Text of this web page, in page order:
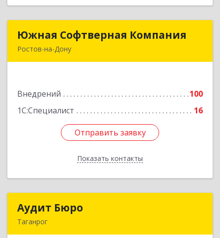
Южная Софтверная Компания
Ростов-на-Дону
Внедрений
100
1С:Специалист
16
Отправить заявку
Показать контакты
Южная Софтверная Компания
Подробнее
Отправить заявку
Назад
Аудит Бюро
Таганрог